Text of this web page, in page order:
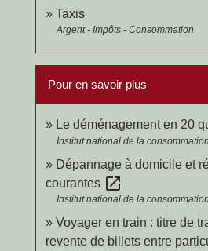
Taxis
Argent - Impôts - Consommation
Pour en savoir plus
Le déménagement en 20
Institut national de la
Dépannage à domicile et
courantes open_in_new
Institut national de la
Voyager en train : titre de
revente de billets entre